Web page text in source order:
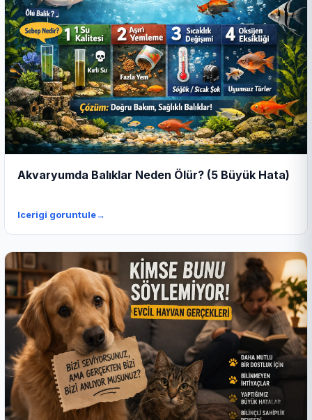
Akvaryumda Balıklar Neden Ölür? (5 Büyük Hata)
Icerigi goruntule→